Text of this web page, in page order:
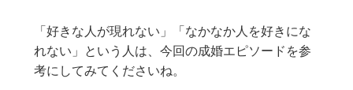
「好きな人が現れない」「なかなか人を好きにな
れない」という人は、今回の成婚エピソードを参
考にしてみてくださいね。